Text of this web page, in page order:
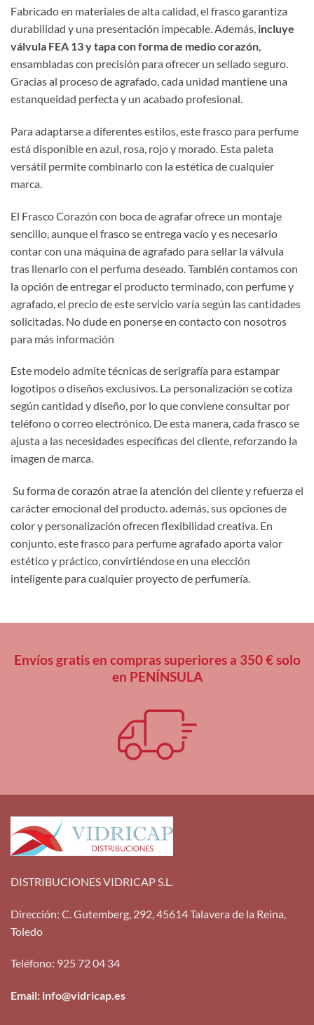
Fabricado en materiales de alta calidad, el frasco garantiza
durabilidad y una presentación impecable. Además, incluye
válvula FEA 13 y tapa con forma de medio corazón,
ensambladas con precisión para ofrecer un sellado seguro.
Gracias al proceso de agrafado, cada unidad mantiene una
estanqueidad perfecta y un acabado profesional.
Para adaptarse a diferentes estilos, este frasco para perfume
está disponible en azul, rosa, rojo y morado. Esta paleta
versátil permite combinarlo con la estética de cualquier
marca.
El Frasco Corazón con boca de agrafar ofrece un montaje
sencillo, aunque el frasco se entrega vacío y es necesario
contar con una máquina de agrafado para sellar la válvula
tras llenarlo con el perfuma deseado. También contamos con
la opción de entregar el producto terminado, con perfume y
agrafado, el precio de este servicio varía según las cantidades
solicitadas. No dude en ponerse en contacto con nosotros
para más información
Este modelo admite técnicas de serigrafía para estampar
logotipos o diseños exclusivos. La personalización se cotiza
según cantidad y diseño, por lo que conviene consultar por
teléfono o correo electrónico. De esta manera, cada frasco se
ajusta a las necesidades específicas del cliente, reforzando la
imagen de marca.
Su forma de corazón atrae la atención del cliente y refuerza el
carácter emocional del producto. además, sus opciones de
color y personalización ofrecen flexibilidad creativa. En
conjunto, este frasco para perfume agrafado aporta valor
estético y práctico, convirtiéndose en una elección
inteligente para cualquier proyecto de perfumería.
Envíos gratis en compras superiores a 350 € solo
en PENÍNSULA
DISTRIBUCIONES VIDRICAP S.L.
Dirección: C. Gutemberg, 292, 45614 Talavera de la Reina,
Toledo
Teléfono: 925 72 04 34
Email: info@vidricap.es